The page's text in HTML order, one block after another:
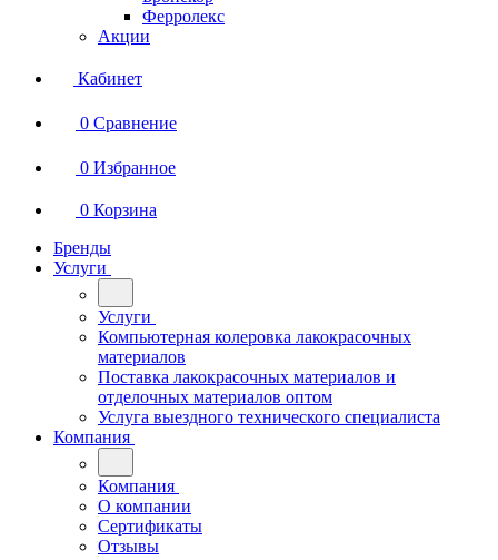
Ферролекс
Акции
Кабинет
0 Сравнение
0 Избранное
0 Корзина
Бренды
Услуги
Услуги
Компьютерная колеровка лакокрасочных
материалов
Поставка лакокрасочных материалов и
отделочных материалов оптом
Услуга выездного технического специалиста
Компания
Компания
О компании
Сертификаты
Отзывы